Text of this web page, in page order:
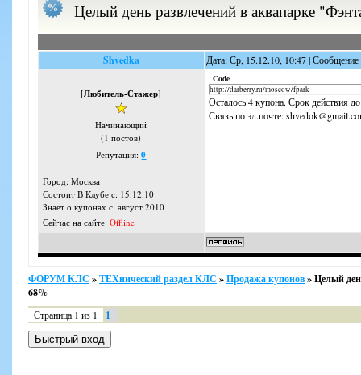
Целый день развлечений в аквапарке
Shvedka Дата: Ср, 15.12.10, 10:47 |
[Любитель-Стажер]
Начинающий
(1 постов)
Репутация:0
Город: Москва
Состоит В Клубе с: 15.12.10
Знает о купонах с: август 2010
Сейчас на сайте: Offline
Code
http://darberry.ru/moscow/fpark
Осталось 4 купона. Срок действия
Связь по эл.почте:
ФОРУМ КЛС »ТЕХнический раздел КЛС »Продажа купонов»Целый
68%
Страница 1 из 1 1